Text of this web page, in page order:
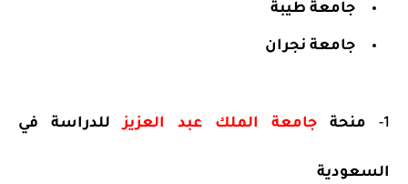
جامعة طيبة
جامعة نجران
1- منحة جامعة الملك عبد العزيزللدراسة في
السعودية